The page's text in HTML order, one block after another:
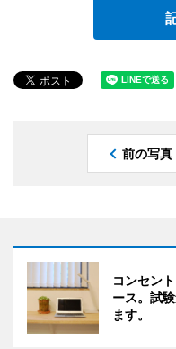
前の写真
コンセン
ース。試
ます。